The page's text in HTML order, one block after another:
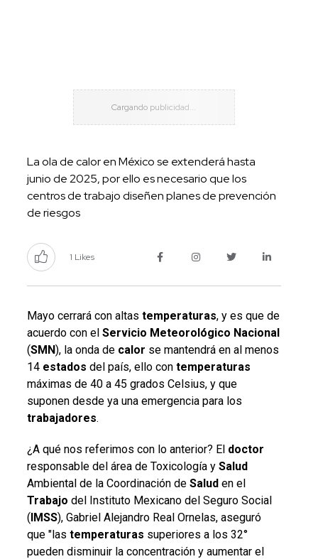
La ola de calor en México se extenderá hasta
junio de 2025, por ello es necesario que los
centros de trabajo diseñen planes de prevención
de riesgos
1 Likes
Mayo cerrará con altas temperaturas, y es que de
acuerdo con el Servicio Meteorológico Nacional
(SMN), la onda de calor se mantendrá en al menos
14 estados del país, ello con temperaturas
máximas de 40 a 45 grados Celsius, y que
suponen desde ya una emergencia para los
trabajadores.
¿A qué nos referimos con lo anterior? El doctor
responsable del área de Toxicología y Salud
Ambiental de la Coordinación de Saluden el
Trabajo del Instituto Mexicano del Seguro Social
(IMSS), Gabriel Alejandro Real Ornelas, aseguró
que "las temperaturas superiores a los 32°
pueden disminuir la concentración y aumentar el